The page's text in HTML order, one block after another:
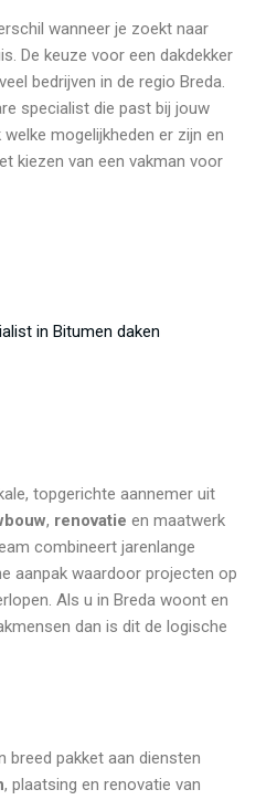
wanneer je zoekt naar
De keuze voor een dakdekker
bedrijven in de regio Breda.
specialist die past bij jouw
mogelijkheden er zijn en
kiezen van een vakman voor
in Bitumen daken
topgerichte aannemer uit
, renovatie en maatwerk
combineert jarenlange
aanpak waardoor projecten op
Als u in Breda woont en
dan is dit de logische
breed pakket aan diensten
, plaatsing en renovatie van